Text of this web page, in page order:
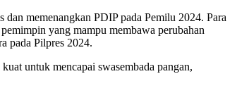
memenangkan PDIP pada Pemilu 2024. Para
yang mampu membawa perubahan
pada Pilpres 2024.
untuk mencapai swasembada pangan,